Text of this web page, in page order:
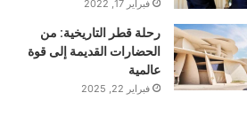
فبراير 17, 2022
رحلة قطر التاريخية: من
الحضارات القديمة إلى قوة
عالمية
فبراير 22, 2025